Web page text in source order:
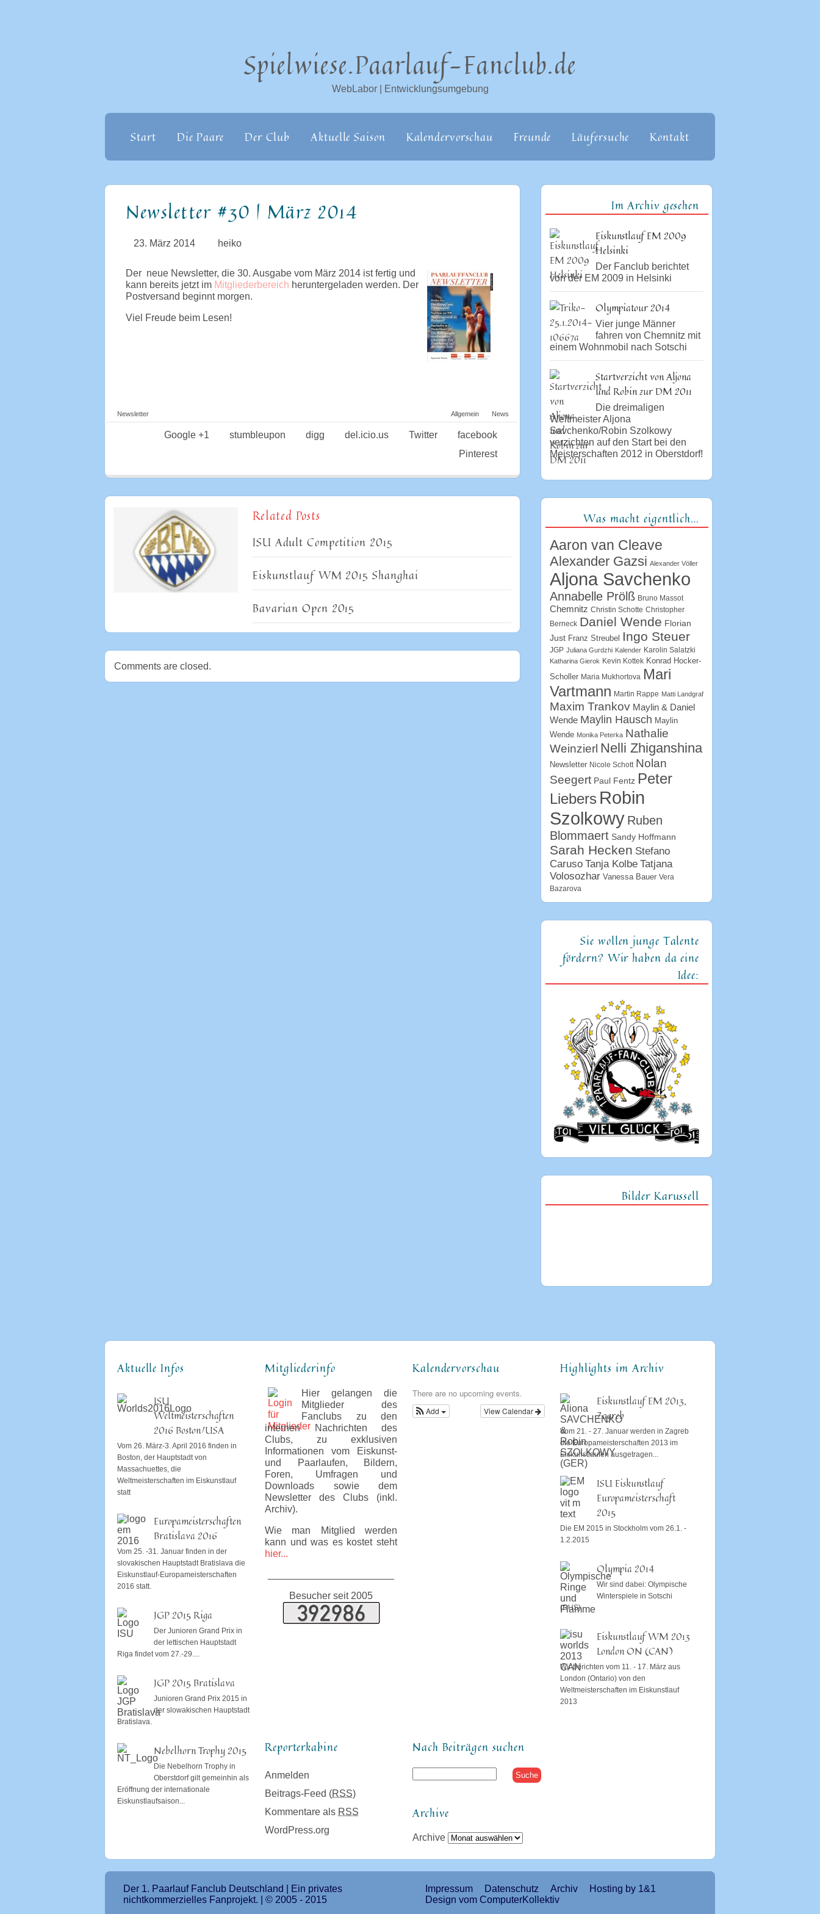
Spielwiese.Paarlauf-Fanclub.de
WebLabor | Entwicklungsumgebung
Start Die Paare Der Club Aktuelle Saison Kalendervorschau Freunde Läufersuche Kontakt
Newsletter #30 | März 2014
23. März 2014 heiko
Der neue Newsletter, die 30. Ausgabe vom März 2014 ist fertig und
kann bereits jetzt im Mitgliederbereich heruntergeladen werden. Der
Postversand beginnt morgen.
Viel Freude beim Lesen!
Newsletter Allgemein News
facebook
Twitter
del.icio.us
digg
stumbleupon
Google +1
Pinterest
Related Posts
ISU Adult Competition 2015
Eiskunstlauf WM 2015 Shanghai
Bavarian Open 2015
Comments are closed.
Im Archiv gesehen
Eiskunstlauf EM 2009
Helsinki
Der Fanclub berichtet
von der EM 2009 in Helsinki
Olympiatour 2014
Vier junge Männer
fahren von Chemnitz mit
einem Wohnmobil nach Sotschi
Startverzicht von Aljona
und Robin zur DM 2011
Die dreimaligen
Weltmeister Aljona
Savchenko/Robin Szolkowy
verzichten auf den Start bei den
Meisterschaften 2012 in Oberstdorf!
Was macht eigentlich…
Aaron van Cleave
Alexander Gazsi Alexander Völler
Aljona Savchenko
Annabelle Prölß Bruno Massot
Chemnitz Christin Schotte Christopher
Berneck Daniel Wende Florian
Just Franz Streubel Ingo Steuer
JGP Juliana Gurdzhi Kalender Karolin Salatzki
Katharina Gierok Kevin Kottek Konrad Hocker-
Scholler Maria Mukhortova Mari
Vartmann Martin Rappe Matti Landgraf
Maxim Trankov Maylin & Daniel
Wende Maylin Hausch Maylin
Wende Monika Peterka Nathalie
Weinzierl Nelli Zhiganshina
Newsletter Nicole Schott Nolan
Seegert Paul Fentz Peter
Liebers Robin
Szolkowy Ruben
Blommaert Sandy Hoffmann
Sarah Hecken Stefano
Caruso Tanja Kolbe Tatjana
Volosozhar Vanessa Bauer Vera
Bazarova
Sie wollen junge Talente
fördern? Wir haben da eine
Idee:
Bilder Karussell
Aktuelle Infos
ISU
Weltmeisterschaften
2016 Boston/USA
Vom 26. März-3. April 2016 finden in
Boston, der Hauptstadt von
Massachuettes, die
Weltmeisterschaften im Eiskunstlauf
statt
Europameisterschaften
Bratislava 2016
Vom 25. -31. Januar finden in der
slovakischen Hauptstadt Bratislava die
Eiskunstlauf-Europameisterschaften
2016 statt.
JGP 2015 Riga
Der Junioren Grand Prix in
der lettischen Hauptstadt
Riga findet vom 27.-29....
JGP 2015 Bratislava
Junioren Grand Prix 2015 in
der slowakischen Hauptstadt
Bratislava.
Nebelhorn Trophy 2015
Die Nebelhorn Trophy in
Oberstdorf gilt gemeinhin als
Eröffnung der internationale
Eiskunstlaufsaison...
Mitgliederinfo
Hier gelangen die
Mitglieder des
Fanclubs zu den
internen Nachrichten des
Clubs, zu exklusiven
Informationen vom Eiskunst-
und Paarlaufen, Bildern,
Foren, Umfragen und
Downloads sowie dem
Newsletter des Clubs (inkl.
Archiv).
Wie man Mitglied werden
kann und was es kostet steht
hier...
Besucher seit 2005
Kalendervorschau
There are no upcoming events.
View Calendar
Add
Highlights im Archiv
Eiskunstlauf EM 2013,
Zagreb
Vom 21. - 27. Januar werden in Zagreb
die Europameisterschaften 2013 im
Eiskunstlaufen ausgetragen...
ISU Eiskunstlauf
Europameisterschaft
2015
Die EM 2015 in Stockholm vom 26.1. -
1.2.2015
Olympia 2014
Wir sind dabei: Olympische
Winterspiele in Sotschi
(RUS)
Eiskunstlauf WM 2013
London ON (CAN)
Wir berichten vom 11. - 17. März aus
London (Ontario) von den
Weltmeisterschaften im Eiskunstlauf
2013
Reporterkabine
Anmelden
Beitrags-Feed (RSS)
Kommentare als RSS
WordPress.org
Nach Beiträgen suchen
Archive
Archive
Der 1. Paarlauf Fanclub Deutschland | Ein privates
nichtkommerzielles Fanprojekt. | © 2005 - 2015
Impressum Datenschutz Archiv
Hosting by 1&1
Design vom ComputerKollektiv